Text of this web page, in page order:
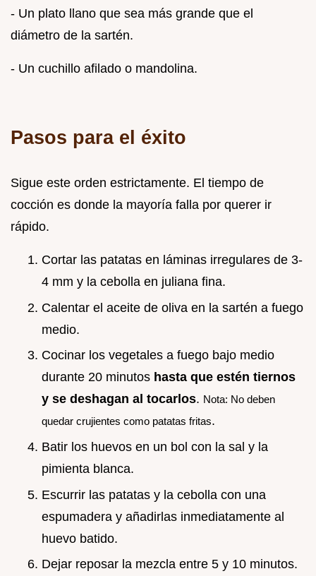
- Un plato llano que sea más grande que el
diámetro de la sartén.
- Un cuchillo afilado o mandolina.
Pasos para el éxito
Sigue este orden estrictamente. El tiempo de
cocción es donde la mayoría falla por querer ir
rápido.
Cortar las patatas en láminas irregulares de 3-
4 mm y la cebolla en juliana fina.
Calentar el aceite de oliva en la sartén a fuego
medio.
Cocinar los vegetales a fuego bajo medio
durante 20 minutos hasta que estén tiernos
y se deshagan al tocarlos. Nota: No deben
quedar crujientes como patatas fritas.
Batir los huevos en un bol con la sal y la
pimienta blanca.
Escurrir las patatas y la cebolla con una
espumadera y añadirlas inmediatamente al
huevo batido.
Dejar reposar la mezcla entre 5 y 10 minutos.